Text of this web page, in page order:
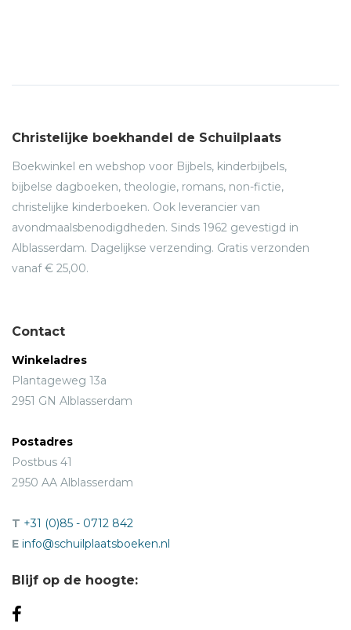
Christelijke boekhandel de Schuilplaats
Boekwinkel en webshop voor Bijbels, kinderbijbels,
bijbelse dagboeken, theologie, romans, non-fictie,
christelijke kinderboeken. Ook leverancier van
avondmaalsbenodigdheden. Sinds 1962 gevestigd in
Alblasserdam. Dagelijkse verzending. Gratis verzonden
vanaf € 25,00.
Contact
Winkeladres
Plantageweg 13a
2951 GN Alblasserdam
Postadres
Postbus 41
2950 AA Alblasserdam
T +31 (0)85 - 0712 842
E info@schuilplaatsboeken.nl
Blijf op de hoogte: